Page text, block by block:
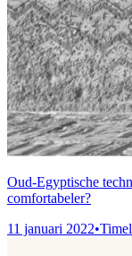
Oud-Egyptische
comfortabeler?
11 januari 2022•